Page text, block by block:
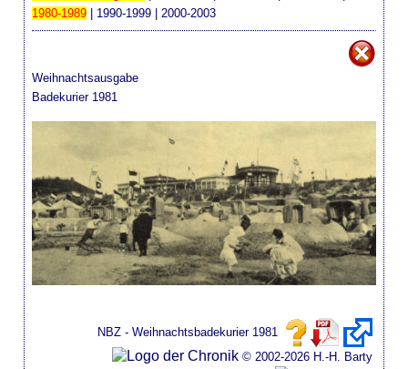
1980-1989 | 1990-1999 | 2000-2003
Weihnachtsausgabe
Badekurier 1981
NBZ - Weihnachtsbadekurier 1981
© 2002-2026 H.-H. Barty